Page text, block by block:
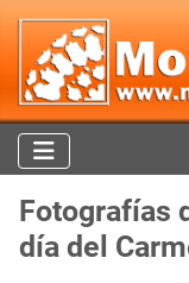
Fotografías
día del